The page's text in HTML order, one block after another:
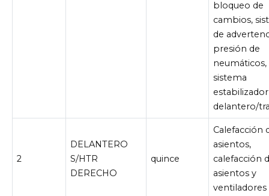
bloqueo de
cambios,
de
presión de
neumáticos,
sistema
estabilizador
delantero/
2
DELANTERO
S/HTR
DERECHO
quince
Calefacción
asientos,
calefacción
asientos y
ventiladores